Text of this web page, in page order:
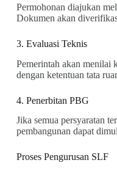
Permohonan diajukan
Dokumen akan
3. Evaluasi Teknis
Pemerintah akan menilai
dengan ketentuan tata
4. Penerbitan PBG
Jika semua persyaratan
pembangunan dapat
Proses Pengurusan SLF